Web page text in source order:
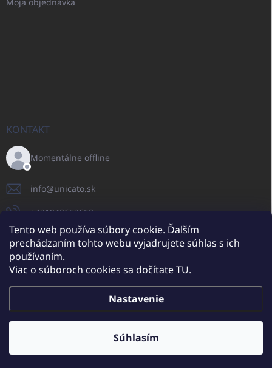
Tento web používa súbory cookie. Ďalším
prechádzaním tohto webu vyjadrujete súhlas s ich
používaním.
Viac o súboroch cookies sa dočítateTU.
Nastavenie
Súhlasím
Moja objednávka
KONTAKT
Momentálne offline
info@unicato.sk
+421940652650
UNICATO.sk
UNICATOshop.pl UNICATOshop.de
Copyright 2026UNICATO.sk. Všetky práva vyhradené.Upraviť nastavenie
cookies
Dodatočné zľavy pre VO odberateľov (pri minimálnej objednávke 400